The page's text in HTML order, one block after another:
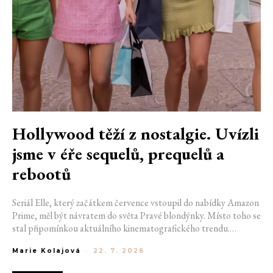
Hollywood těží z nostalgie. Uvízli
jsme v éře sequelů, prequelů a
rebootů
Seriál Elle, který začátkem července vstoupil do nabídky Amazon
Prime, měl být návratem do světa Pravé blondýnky. Místo toho se
stal připomínkou aktuálního kinematografického trendu.
Prequely, sequely, spin-offy i rebooty zaplnily kina i streamovací
Marie Kolajová - 22. 7. 2026